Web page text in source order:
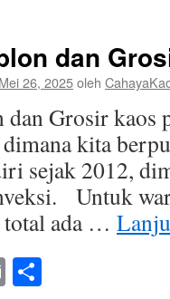
dan
Mei 26, 2025oleh
dan Grosir
kita
sejak 2012,
Untuk
total ada …
Email